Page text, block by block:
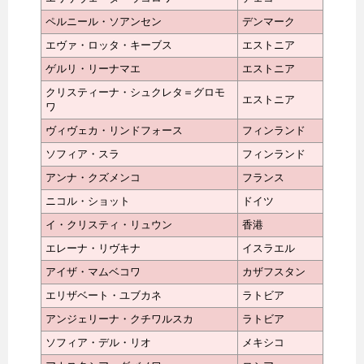
ペルニール・ソアンセン
デンマーク
エヴァ・ロッタ・キーブス
エストニア
ゲルリ・リーナマエ
エストニア
クリスティーナ・シュクレタ＝グロモ
ワ
エストニア
ヴィヴェカ・リンドフォース
フィンランド
ソフィア・スラ
フィンランド
アンナ・クズメンコ
フランス
ニコル・ショット
ドイツ
イ・クリスティ・リュウン
香港
エレーナ・リヴキナ
イスラエル
アイザ・マムベコワ
カザフスタン
エリザベート・ユブカネ
ラトビア
アンジェリーナ・クチワルスカ
ラトビア
ソフィア・デル・リオ
メキシコ